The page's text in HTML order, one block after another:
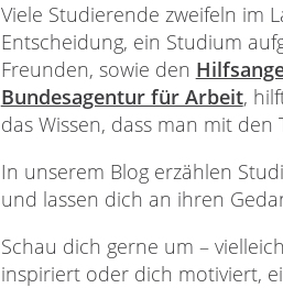
Viele Studierende zweifeln im
Entscheidung, ein Studium
Freunden, sowie den
Bundesagentur für Arbeit,
das Wissen, dass man mit
In unserem Blog erzählen
und lassen dich an ihren
Schau dich gerne um –
inspiriert oder dich motiviert,